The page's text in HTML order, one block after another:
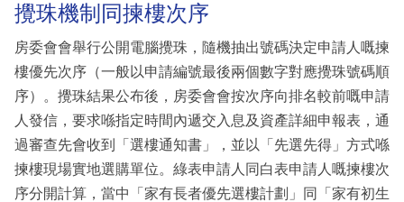
攪珠機制同揀樓次序
房委會會舉行公開電腦攪珠，隨機抽出號碼決定申請人嘅揀
樓優先次序（一般以申請編號最後兩個數字對應攪珠號碼順
序）。攪珠結果公布後，房委會會按次序向排名較前嘅申請
人發信，要求喺指定時間內遞交入息及資產詳細申報表，通
過審查先會收到「選樓通知書」，並以「先選先得」方式喺
揀樓現場實地選購單位。綠表申請人同白表申請人嘅揀樓次
序分開計算，當中「家有長者優先選樓計劃」同「家有初生